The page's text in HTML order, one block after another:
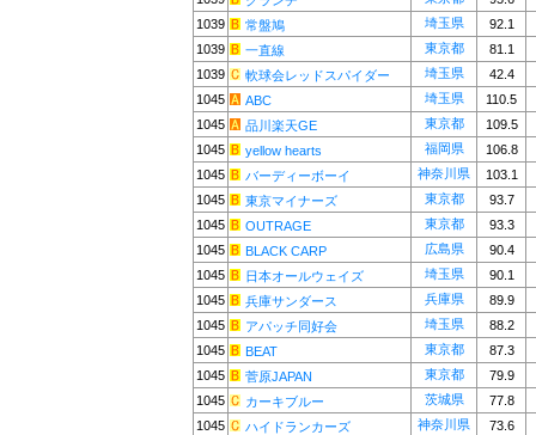
1039
常盤鳩 埼玉県
92.1
1039
一直線 東京都
81.1
1039
軟球会レッドスパイダー 埼玉県
42.4
1045
ABC 埼玉県
110.5
1045
品川楽天GE 東京都
109.5
1045
yellow hearts 福岡県
106.8
1045
バーディーボーイ 神奈川県
103.1
1045
東京マイナーズ 東京都
93.7
1045
OUTRAGE 東京都
93.3
1045
BLACK CARP 広島県
90.4
1045
日本オールウェイズ 埼玉県
90.1
1045
兵庫サンダース 兵庫県
89.9
1045
アパッチ同好会 埼玉県
88.2
1045
BEAT 東京都
87.3
1045
菅原JAPAN 東京都
79.9
1045
カーキブルー 茨城県
77.8
1045
ハイドランカーズ 神奈川県
73.6